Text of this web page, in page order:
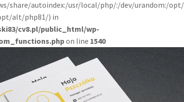
share/autoindex:/usr/local/php/:/dev/urandom:/
alt/php81/) in
cv8.pl/public_html/wp-
on line 1540